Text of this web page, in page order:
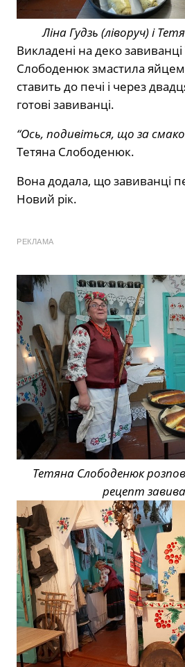
Ліна Гудзь (ліворуч) і
Викладені на деко завиванці
Слободенюк змастила яйцем.
ставить до печі і через
готові завиванці.
“Ось, подивіться, що за
Тетяна Слободенюк.
Вона додала, що завиванці
Новий рік.
РЕКЛАМА
Тетяна Слободенюк
рецепт